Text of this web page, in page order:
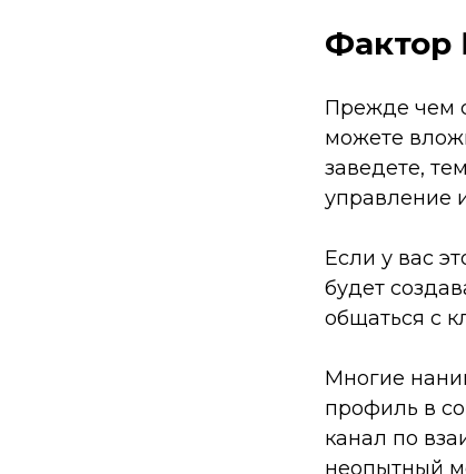
Фактор
Прежде чем
можете
заведете,
управление
Если у вас
будет
общаться с
Многие
профиль в
канал по
неопытный